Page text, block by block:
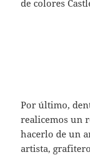
de colores
Por último,
realicemos un
hacerlo de un
artista,